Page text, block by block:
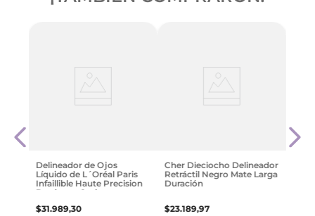
Delineador de Ojos
Líquido de L´Oréal Paris
Infaillible Haute Precision
Bordeaux Cashmere
$31.989,30
Cher Dieciocho Delineador
Retráctil Negro Mate Larga
Duración
$23.189,97